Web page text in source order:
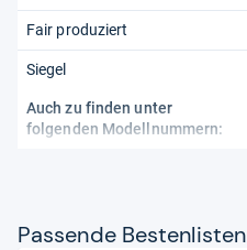
Fair produziert
Siegel
Auch zu finden unter
folgenden Modellnummern:
Pas­sende Bes­ten­lis­ten